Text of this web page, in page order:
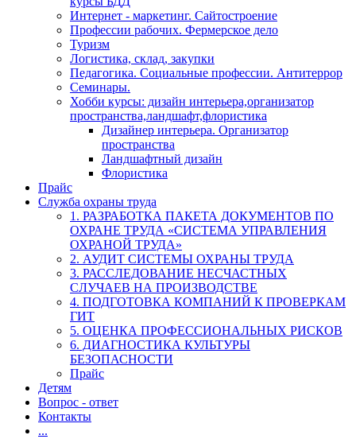
Интернет - маркетинг. Сайтостроение
Профессии рабочих. Фермерское дело
Туризм
Логистика, склад, закупки
Педагогика. Социальные профессии. Антитеррор
Семинары.
Хобби курсы: дизайн интерьера,организатор
пространства,ландшафт,флористика
Дизайнер интерьера. Организатор
пространства
Ландшафтный дизайн
Флористика
Прайс
Служба охраны труда
1. РАЗРАБОТКА ПАКЕТА ДОКУМЕНТОВ ПО
ОХРАНЕ ТРУДА «СИСТЕМА УПРАВЛЕНИЯ
ОХРАНОЙ ТРУДА»
2. АУДИТ СИСТЕМЫ ОХРАНЫ ТРУДА
3. РАССЛЕДОВАНИЕ НЕСЧАСТНЫХ
СЛУЧАЕВ НА ПРОИЗВОДСТВЕ
4. ПОДГОТОВКА КОМПАНИЙ К ПРОВЕРКАМ
ГИТ
5. ОЦЕНКА ПРОФЕССИОНАЛЬНЫХ РИСКОВ
6. ДИАГНОСТИКА КУЛЬТУРЫ
БЕЗОПАСНОСТИ
Прайс
Детям
Вопрос - ответ
Контакты
...